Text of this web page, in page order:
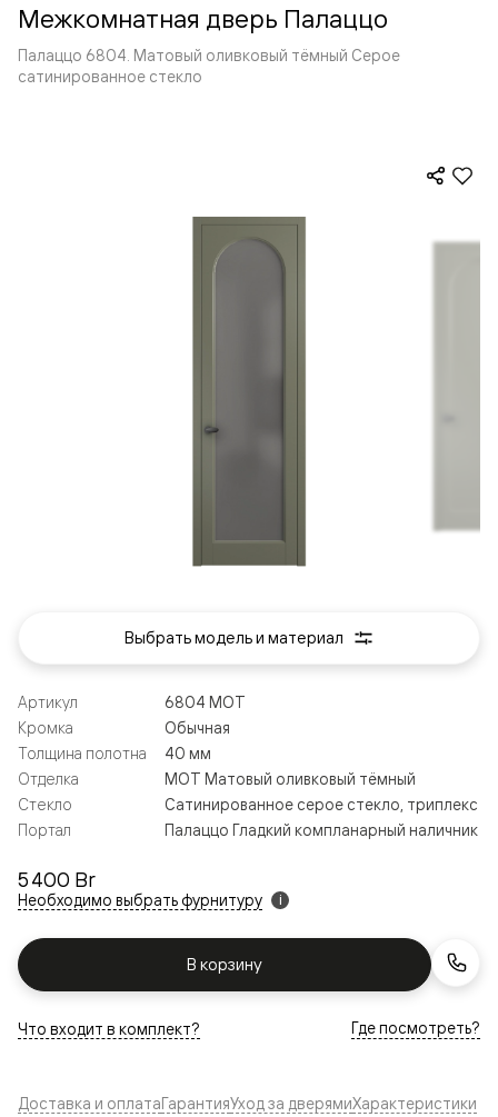
Межкомнатная дверь Палаццо
Палаццо 6804. Матовый оливковый тёмный Серое
сатинированное стекло
5 400 Br
Необходимо выбрать фурнитуру i
В корзину
Артикул
6804 МОТ
Кромка
Обычная
Толщина полотна
40 мм
Отделка
МОТ Матовый оливковый тёмный
Стекло
Сатинированное серое стекло, триплекс
Портал
Палаццо Гладкий компланарный наличник
Что входит в комплект? Где посмотреть?
Выбрать модель и материал
Доставка и оплатаГарантияУход за дверямиХарактеристики